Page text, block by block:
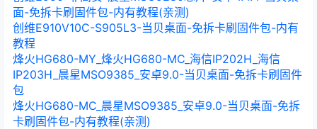
面-免拆卡刷固件包-内有教程(亲测)
创维E910V10C-S905L3-当贝桌面-免拆卡刷固件包-内有
教程
烽火HG680-MY_烽火HG680-MC_海信IP202H_海信
IP203H_晨星MSO9385_安卓9.0-当贝桌面-免拆卡刷固件
包
烽火HG680-MC_晨星MSO9385_安卓9.0-当贝桌面-免拆
卡刷固件包-内有教程(亲测)